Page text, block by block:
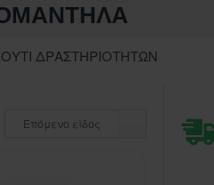
ΔΡΑΣΤΗΡΙΟΤΗΤΩΝ
Επόμενο είδος